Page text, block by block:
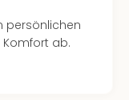
persönlichen
ab.